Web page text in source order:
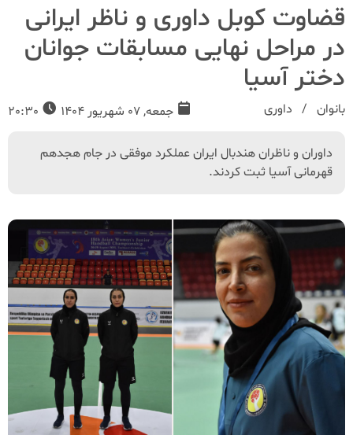
قضاوت کوبل داوری و ناظر ایرانی
در مراحل نهایی مسابقات جوانان
دختر آسیا
بانوان داوری جمعه, 07 شهریور 1404
داوران و ناظران هندبال ایران عملکرد موفقی در جام هجدهم
قهرمانی آسیا ثبت کردند.